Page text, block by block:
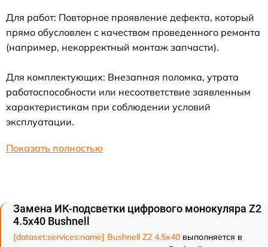
Для работ: Повторное проявление дефекта, который
прямо обусловлен с качеством проведенного ремонта
(например, некорректный монтаж запчасти).
Для комплектующих: Внезапная поломка, утрата
работоспособности или несоответствие заявленным
характеристикам при соблюдении условий
эксплуатации.
Показать полностью
Замена ИК-подсветки цифрового монокуляра Z2
4.5x40 Bushnell
[dataset:services:name] Bushnell Z2 4.5x40 выполняется в